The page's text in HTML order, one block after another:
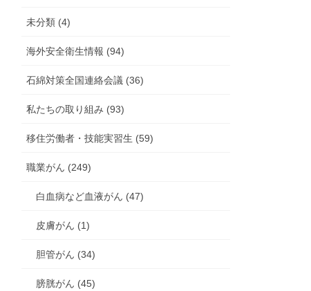
未分類 (4)
海外安全衛生情報 (94)
石綿対策全国連絡会議 (36)
私たちの取り組み (93)
移住労働者・技能実習生 (59)
職業がん (249)
白血病など血液がん (47)
皮膚がん (1)
胆管がん (34)
膀胱がん (45)